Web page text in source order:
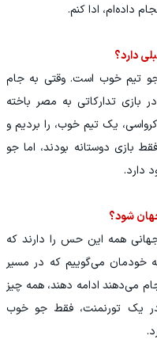
داده‌ام، ادا کنم.
دارد؟
جو تیم خوب است. وقتی به جام
بازی تدارکاتی به مصر باخته
یک تیم خوب، را بردیم و
بازی دوستانه بودند، اما جو
دارد.
شود؟
همه این حس را دارند که
خودمان می‌گوییم که در مسیر
می‌دهند ادامه دهند، همه چیز
یک تورنمنت، فقط جو خوب